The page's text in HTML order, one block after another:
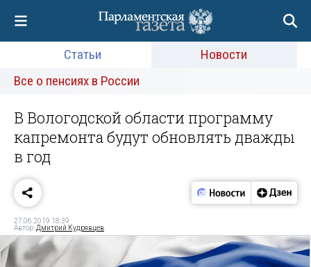
Статьи
Новости
Все о пенсиях в России
В Вологодской области программу
капремонта будут обновлять дважды
в год
27.06.2019 18:39
Автор: Дмитрий Кудрявцев